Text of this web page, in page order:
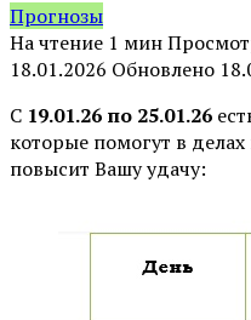
Прогнозы
На чтение 1 мин
18.01.2026 Обновлено
С 19.01.26 по 25.01.26
которые помогут в
повысит Вашу удачу: